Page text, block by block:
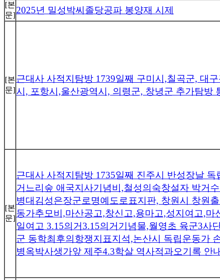
[본
문]2025년 밀성박씨졸당공파 봉양재 시제
[본
문]
근대사 사적지탐방 1739일째 구미시,칠곡군, 대
시, 포항시,울산광역시, 의령군, 창녕군 추가탐방
[본
문]
근대사 사적지탐방 1735일째 진주시 반성장날
거느리숲 애국지사기념비,철성의숙창설자 박거
병대김성은장군로명예도로표지판, 창원시 창원
동가추모비,마산공고,창신고,용마고,성지여고,마
일여고 3.15의거3.15의거기념물,월영초 육군3사
군 동학최후의항쟁지표지석,논산시 독립운동가
병옥박사생가앞 제주4.3학살 역사적과오기록 안